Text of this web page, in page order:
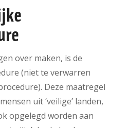
over maken, is de
(niet te verwarren
Deze maatregel
uit ‘veilige’ landen,
opgelegd worden aan